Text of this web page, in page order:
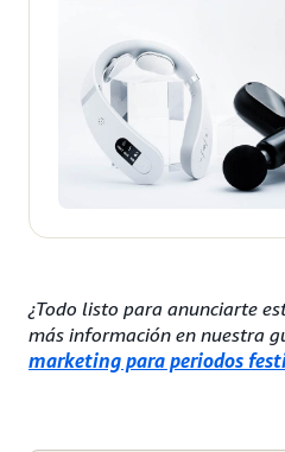
¿Todo listo para anunciarte
más información en nuestra
marketing para periodos